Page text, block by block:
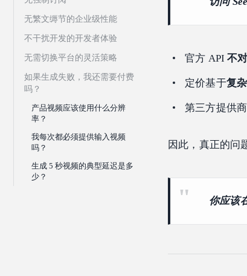
无繁文缛节的企业级性能
不干扰开发的开发者体验
无需切换平台的灵活策略
如果生成失败，我还需要付费
吗？
产品视频应该使用什么分辨
率？
我每次都必须提供输入视频
吗？
生成 5 秒视频的典型延迟是多
少？
官方 API不
定价基于复
第三方提供
因此，真正的问
你应该